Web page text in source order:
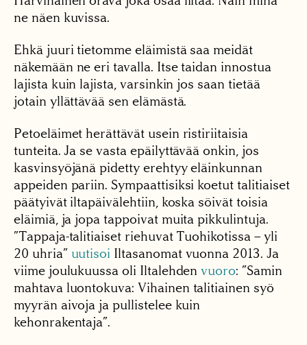
ne näen kuvissa.
Ehkä juuri tietomme eläimistä saa meidät
näkemään ne eri tavalla. Itse taidan innostua
lajista kuin lajista, varsinkin jos saan tietää
jotain yllättävää sen elämästä.
Petoeläimet herättävät usein ristiriitaisia
tunteita. Ja se vasta epäilyttävää onkin, jos
kasvinsyöjänä pidetty erehtyy eläinkunnan
appeiden pariin. Sympaattisiksi koetut talitiaiset
päätyivät iltapäivälehtiin, koska söivät toisia
eläimiä, ja jopa tappoivat muita pikkulintuja.
”Tappaja-talitiaiset riehuvat Tuohikotissa – yli
20 uhria” uutisoi Iltasanomat vuonna 2013. Ja
viime joulukuussa oli Iltalehdenvuoro: ”Samin
mahtava luontokuva: Vihainen talitiainen syö
myyrän aivoja ja pullistelee kuin
kehonrakentaja”.